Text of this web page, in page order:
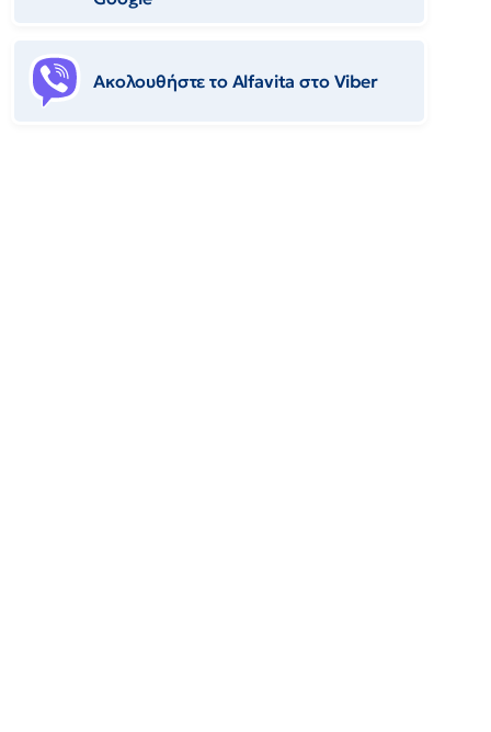
Ακολουθήστε το Αlfavita στο Viber